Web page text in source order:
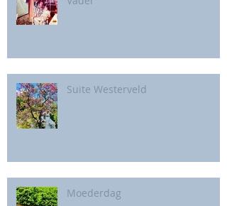
Suite Westerveld
Moederdag